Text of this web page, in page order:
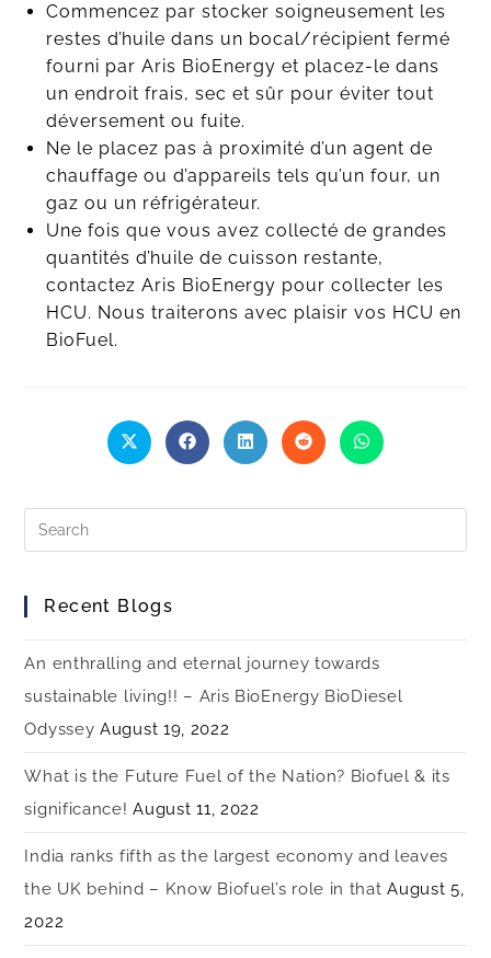
Commencez par stocker soigneusement les
restes d’huile dans un bocal/récipient fermé
fourni par Aris BioEnergy et placez-le dans
un endroit frais, sec et sûr pour éviter tout
déversement ou fuite.
Ne le placez pas à proximité d’un agent de
chauffage ou d’appareils tels qu’un four, un
gaz ou un réfrigérateur.
Une fois que vous avez collecté de grandes
quantités d’huile de cuisson restante,
contactez Aris BioEnergy pour collecter les
HCU. Nous traiterons avec plaisir vos HCU en
BioFuel.
Recent Blogs
An enthralling and eternal journey towards
sustainable living!! – Aris BioEnergy BioDiesel
Odyssey August 19, 2022
What is the Future Fuel of the Nation? Biofuel & its
significance! August 11, 2022
India ranks fifth as the largest economy and leaves
the UK behind – Know Biofuel’s role in that August 5,
2022